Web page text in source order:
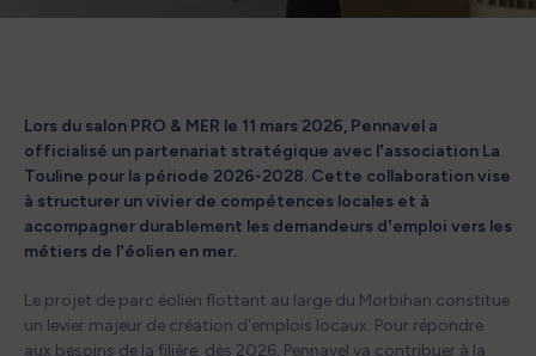
Lors du salon PRO & MER le 11 mars 2026, Pennavel a
officialisé un partenariat stratégique avec l’association La
Touline pour la période 2026-2028. Cette collaboration vise
à structurer un vivier de compétences locales et à
accompagner durablement les demandeurs d’emploi vers les
métiers de l’éolien en mer.
Le projet de parc éolien flottant au large du Morbihan constitue
un levier majeur de création d’emplois locaux. Pour répondre
aux besoins de la filière, dès 2026, Pennavel va contribuer à la